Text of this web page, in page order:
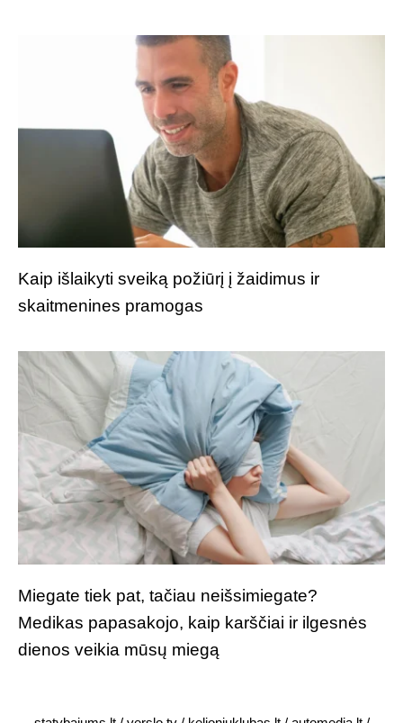
Kaip išlaikyti sveiką požiūrį į žaidimus ir
skaitmenines pramogas
Miegate tiek pat, tačiau neišsimiegate?
Medikas papasakojo, kaip karščiai ir ilgesnės
dienos veikia mūsų miegą